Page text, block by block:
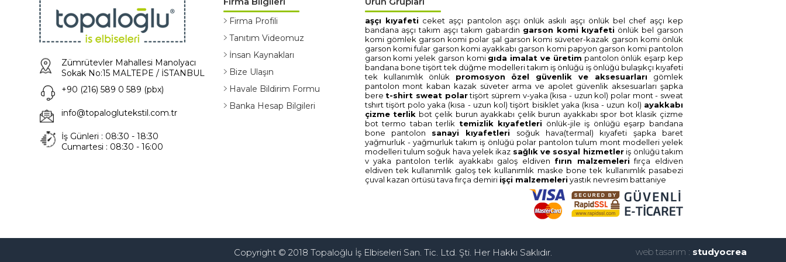
Zümrütevler Mahallesi Manolyacı
Sokak No:15 MALTEPE / İSTANBUL
+90 (216) 589 0 589 (pbx)
info@topaloglutekstil.com.tr
İş Günleri : 08:30 - 18:30
Cumartesi : 08:30 - 16:00
Firma Profili
Tanıtım Videomuz
İnsan Kaynakları
Bize Ulaşın
Havale Bildirim Formu
Banka Hesap Bilgileri
aşçi kiyafeti̇ ceket aşçi pantolon aşçi önlük askili aşçi önlük bel chef aşçi kep
bandana aşçi takim aşçi takim gabardi̇n garson komi̇ kiyafeti̇ önlük bel garson
komi̇ gömlek garson komi̇ polar şal garson komi̇ süveter-kazak garson komi̇ önlük
garson komi̇ fular garson komi̇ ayakkabi garson komi̇ papyon garson komi̇ pantolon
garson komi̇yelek garson komi̇ gida i̇malat ve üreti̇m pantolon önlük eşarp kep
bandana bone ti̇şört tek düğme modelleri̇ takim i̇ş önlüğü i̇ş önlüğü bulaşikçi kiyafeti̇
tek kullanimlik önlük
promosyon özel güvenli̇k ve aksesuarlari
gömlek
pantolon mont kaban kazak süveter arma ve apolet güvenli̇k aksesuarlari şapka
bere t-shi̇rt sweat polar ti̇şört süprem v-yaka (kisa - uzun kol) polar mont - sweat
tshirt ti̇şört polo yaka (kisa - uzun kol) ti̇şört bi̇si̇klet yaka (kisa - uzun kol) ayakkabi
çi̇zme terli̇k bot çeli̇k burun ayakkabi çeli̇k burun ayakkabi spor bot klasi̇k çi̇zme
bot termo taban terli̇k temi̇zli̇k kiyafetleri̇ önlük-ji̇le i̇ş önlüğü eşarp bandana
bone
pantolon sanayi̇ kiyafetleri̇ soğuk hava(termal) kiyafeti̇
şapka baret
yağmurluk - yağmurluk takim i̇ş önlüğü polar pantolon tulum mont modelleri̇ yelek
modelleri̇ tulum soğuk havayelek i̇kaz sağlik ve sosyal hi̇zmetler i̇ş önlüğü takim
v yaka pantolon terli̇k ayakkabi galoş eldi̇ven firin malzemeleri̇ firça
eldi̇ven
eldi̇ven tek kullanimlik galoş tek kullanimlik maske bone tek kullanimlik pasabezi̇
çuval kazan örtüsü tava firça demi̇ri̇ i̇şçi̇ malzemeleri̇ yastik nevresi̇m battani̇ye
Copyright © 2018 Topaloğlu İş Elbiseleri San. Tic. Ltd. Şti. Her Hakkı Saklıdır. web tasarım : studyocrea